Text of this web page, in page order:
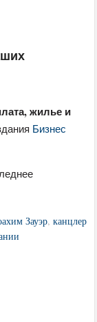
жилье и
Бизнес
Зауэр,канцлер